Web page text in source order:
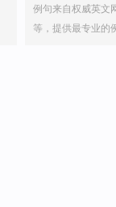
例句来自权威英文
等，提供最专业的